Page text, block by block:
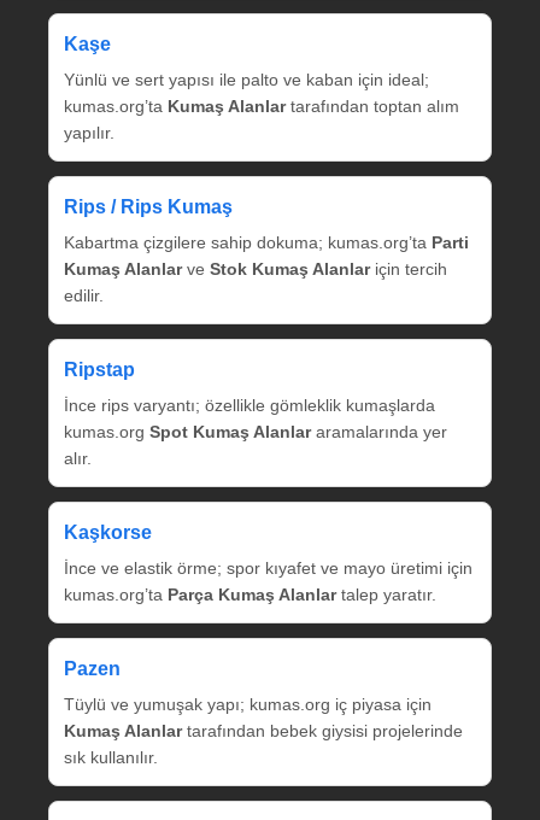
Kaşe
Yünlü ve sert yapısı ile palto ve kaban için ideal;
kumas.org’ta Kumaş Alanlartarafından toptan alım
yapılır.
Rips / Rips Kumaş
Kabartma çizgilere sahip dokuma; kumas.org’ta Parti
Kumaş Alanlarve Stok Kumaş Alanlariçin tercih
edilir.
Ripstap
İnce rips varyantı; özellikle gömleklik kumaşlarda
kumas.org Spot Kumaş Alanlararamalarında yer
alır.
Kaşkorse
İnce ve elastik örme; spor kıyafet ve mayo üretimi için
kumas.org’ta Parça Kumaş Alanlartalep yaratır.
Pazen
Tüylü ve yumuşak yapı; kumas.org iç piyasa için
Kumaş Alanlartarafından bebek giysisi projelerinde
sık kullanılır.